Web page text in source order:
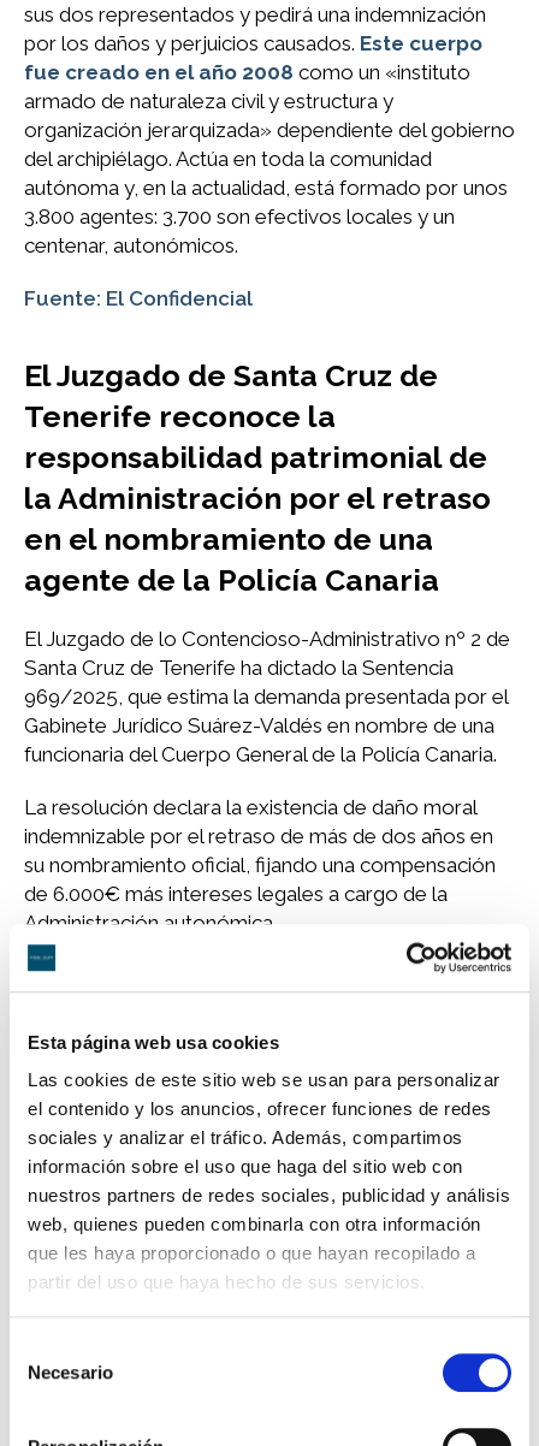
Esta página web usa cookies
Las cookies de este sitio web se usan para personalizar
el contenido y los anuncios, ofrecer funciones de redes
sociales y analizar el tráfico. Además, compartimos
información sobre el uso que haga del sitio web con
nuestros partners de redes sociales, publicidad y análisis
web, quienes pueden combinarla con otra información
que les haya proporcionado o que hayan recopilado a
partir del uso que haya hecho de sus servicios.
Necesario
sus dos representados y pedirá una indemnización
por los daños y perjuicios causados. Este cuerpo
fue creado en el año 2008 como un «instituto
armado de naturaleza civil y estructura y
organización jerarquizada» dependiente del gobierno
del archipiélago. Actúa en toda la comunidad
autónoma y, en la actualidad, está formado por unos
3.800 agentes: 3.700 son efectivos locales y un
centenar, autonómicos.
Fuente: El Confidencial
El Juzgado de Santa Cruz de
Tenerife reconoce la
responsabilidad patrimonial de
la Administración por el retraso
en el nombramiento de una
agente de la Policía Canaria
El Juzgado de lo Contencioso-Administrativo nº 2 de
Santa Cruz de Tenerife ha dictado la Sentencia
969/2025, que estima la demanda presentada por el
Gabinete Jurídico Suárez-Valdés en nombre de una
funcionaria del Cuerpo General de la Policía Canaria.
La resolución declara la existencia de daño moral
indemnizable por el retraso de más de dos años en
su nombramiento oficial, fijando una compensación
de 6.000€ más intereses legales a cargo de la
Administración autonómica.
ABOGADO ESPECIALISTA EN
DE LA ADMINISTRACIÓN
Antecedentes del caso: un nombramiento
tardío y un perjuicio evidente
La agente afectada había obtenido una sentencia
favorable en 2021 que la reconocía apta para ocupar
una plaza en la Policía Canaria. Pese a esa resolución
judicial firme, su nombramiento efectivo se demoró
hasta febrero de 2023, mientras que el resto de sus
El resultado fue un retraso de 724 días en su
incorporación, con las consecuencias profesionales,
económicas y personales que ello conllevó: pérdida